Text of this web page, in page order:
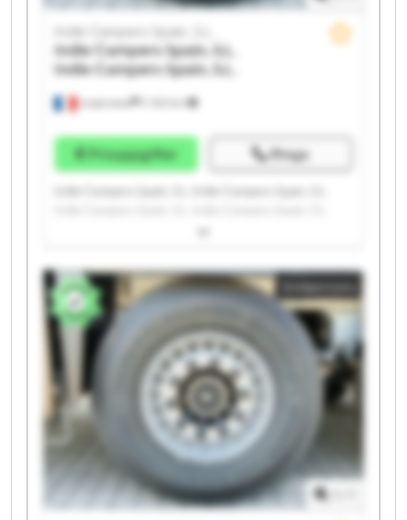
Lespinasse
Indie Campers Spain, S.L.
Indie Campers Spain, S.L.
Indie Campers Spain, S.L.
Prisuppgifter Ringa
Indie Campers Spain, S.L. Indie Campers Spain, S.L.
Indie Campers Spain, S.L. Indie Campers Spain, S.L.
Indie Campers Spain, S.L. Indie Campers Spain, S.L.
Indie Campers Spain, S.L. Indie Campers Spain, S.L.
Indie Campers Spain, S.L. Indie Campers Spain, S.L.
Indie Campers Spain, S.L. Indie Campers Spain, S.L.
Indie Campers Spain, S.L. Indie Campers Spain, S.L.
Indie Campers Spain, S.L. Indie Campers Spain, S.L.
Småannons